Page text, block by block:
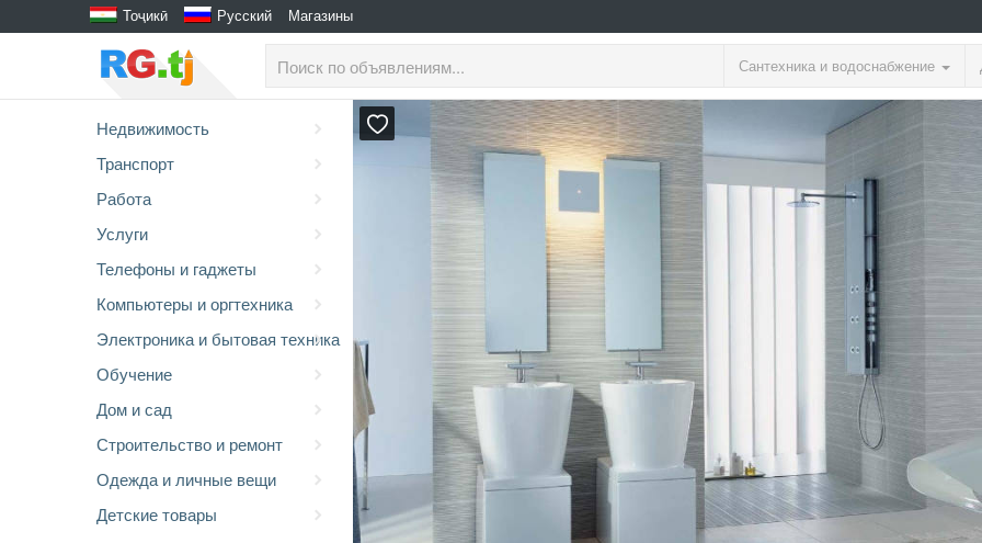
Тоҷикӣ Русский Магазины
Сантехника и водоснабжение
Недвижимость
Транспорт
Работа
Услуги
Телефоны и гаджеты
Компьютеры и оргтехника
Электроника и бытовая техника
Обучение
Дом и сад
Строительство и ремонт
Одежда и личные вещи
Детские товары